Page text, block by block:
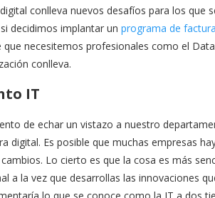
conlleva nuevos desafíos para los que
decidimos implantar un programa de
que necesitemos profesionales como el
conlleva.
IT
de echar un vistazo a nuestro
digital. Es posible que muchas empresas
Lo cierto es que la cosa es más
a la vez que desarrollas las innovaciones